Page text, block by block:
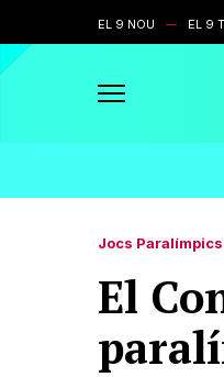
EL 9 NOU EL 9
Jocs Paralímpics
El